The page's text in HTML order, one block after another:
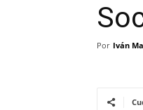
Por Iván